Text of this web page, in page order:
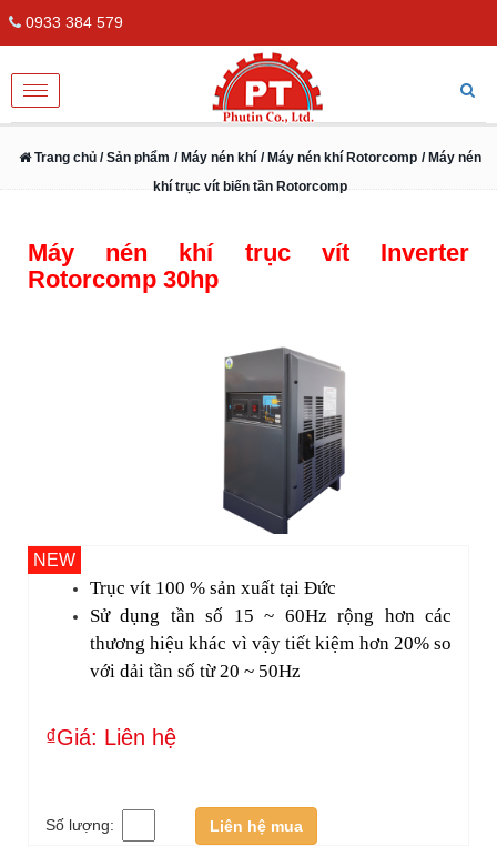
0933 384 579
Toggle
navigation
Trang chủ / Sản phẩm / Máy nén khí / Máy nén khí Rotorcomp / Máy nén
khí trục vít biến tần Rotorcomp
Máy nén khí trục vít Inverter
Rotorcomp 30hp
NEW
Trục vít 100 % sản xuất tại Đức
Sử dụng tần số 15 ~ 60Hz rộng hơn các
thương hiệu khác vì vậy tiết kiệm hơn 20% so
với dải tần số từ 20 ~ 50Hz
₫Giá: Liên hệ
Số lượng: Liên hệ mua